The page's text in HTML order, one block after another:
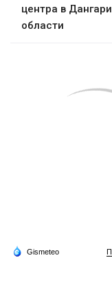
центра в
области